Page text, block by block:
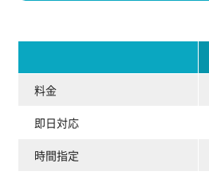
料金
即日対応
時間指定